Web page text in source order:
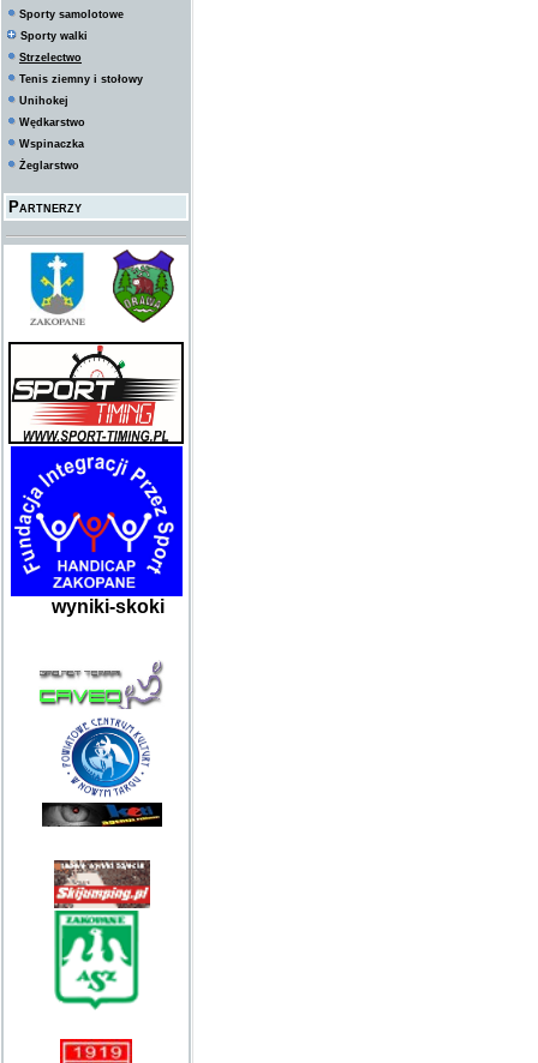
Sporty samolotowe
Sporty walki
Strzelectwo
Tenis ziemny i stołowy
Unihokej
Wędkarstwo
Wspinaczka
Żeglarstwo
Partnerzy
wyniki-skoki